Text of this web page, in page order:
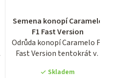
Semena konopí Caramelo
F1 Fast Version
Odrůda konopí Caramelo F1
Fast Version tentokrát ve
hodnocení
produktu
je
3,8
z
Skladem